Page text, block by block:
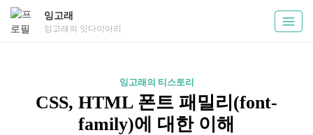
잉고래
잉고래의 잇다이어리
잉고래의 티스토리
CSS, HTML 폰트 패밀리(font-
family)에 대한 이해